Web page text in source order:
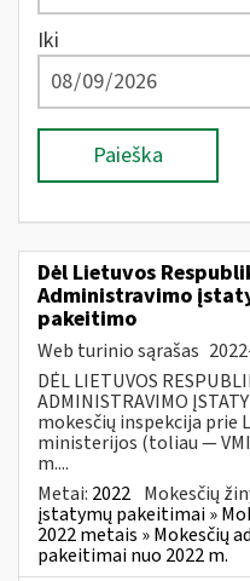
Iki
Paieška
Dėl Lietuvos
Administravimo
pakeitimo
Web turinio sąrašas
DĖL LIETUVOS
ADMINISTRAVIMO
mokesčių inspekcija prie
ministerijos (toliau —
m....
Metai: 2022 Mokesčių
įstatymų pakeitimai »
2022 metais » Mokesčių
pakeitimai nuo 2022 m.